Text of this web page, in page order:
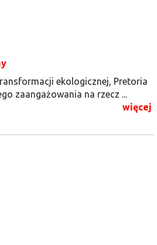
ekologicznej, Pretoria
zaangażowania na rzecz ...
więcej